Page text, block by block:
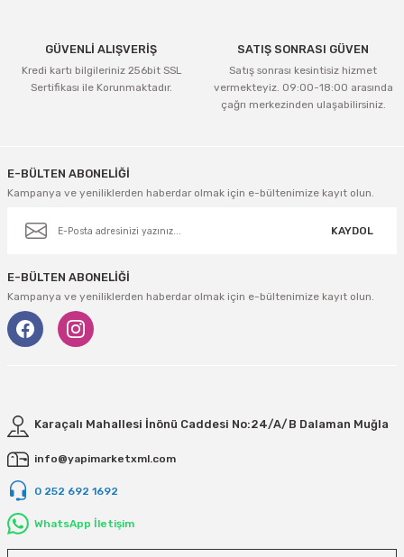
GÜVENLİ ALIŞVERİŞ
Kredi kartı bilgileriniz 256bit SSL
Sertifikası ile Korunmaktadır.
SATIŞ SONRASI GÜVEN
Satış sonrası kesintisiz hizmet
vermekteyiz. 09:00-18:00 arasında
çağrı merkezinden ulaşabilirsiniz.
E-BÜLTEN ABONELİĞİ
Kampanya ve yeniliklerden haberdar olmak için e-bültenimize kayıt olun.
KAYDOL
E-BÜLTEN ABONELİĞİ
Kampanya ve yeniliklerden haberdar olmak için e-bültenimize kayıt olun.
Karaçalı Mahallesi İnönü Caddesi No:24/A/B Dalaman Muğla
info@yapimarketxml.com
0 252 692 1692
WhatsApp İletişim